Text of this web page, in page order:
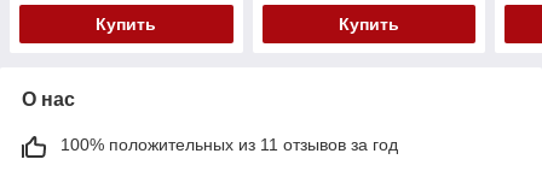
Купить Купить
О нас
100% положительных из 11 отзывов за год